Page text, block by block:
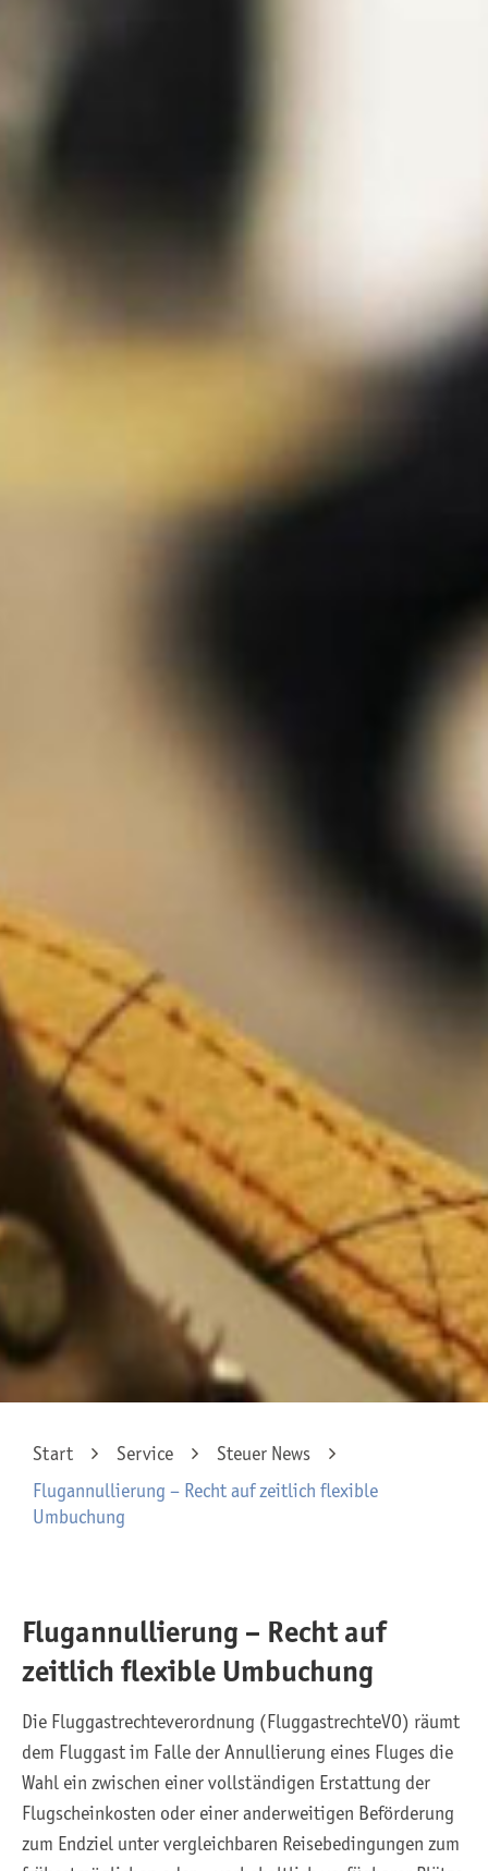
Start Service
Steuer News
Flugannullierung – Recht auf zeitlich flexible
Umbuchung
Flugannullierung – Recht auf
zeitlich flexible Umbuchung
Die Fluggastrechteverordnung (FluggastrechteVO) räumt
dem Fluggast im Falle der Annullierung eines Fluges die
Wahl ein zwischen einer vollständigen Erstattung der
Flugscheinkosten oder einer anderweitigen Beförderung
zum Endziel unter vergleichbaren Reisebedingungen zum